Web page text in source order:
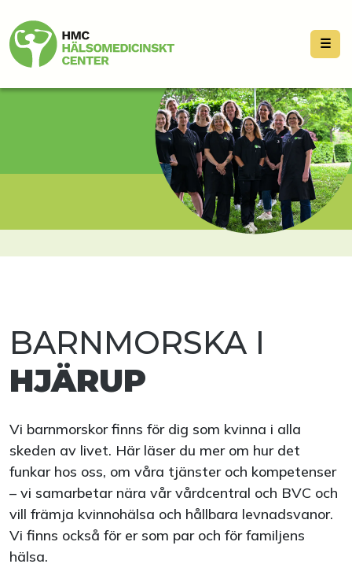
☰
BARNMORSKA I
HJÄRUP
Vi barnmorskor finns för dig som kvinna i alla
skeden av livet. Här läser du mer om hur det
funkar hos oss, om våra tjänster och kompetenser
– vi samarbetar nära vår vårdcentral och BVC och
vill främja kvinnohälsa och hållbara levnadsvanor.
Vi finns också för er som par och för familjens
hälsa.